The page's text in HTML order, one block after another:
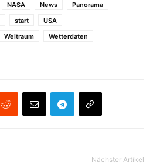
NASA News
Panorama
start
USA
Weltraum
Wetterdaten
Nächster Artikel